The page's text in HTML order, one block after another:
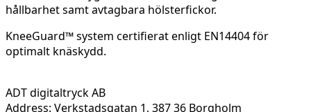
hållbarhet samt avtagbara hölsterfickor.
KneeGuard™ system certifierat enligt EN14404 för
optimalt knäskydd.
ADT digitaltryck AB
Address: Verkstadsgatan 1, 387 36 Borgholm